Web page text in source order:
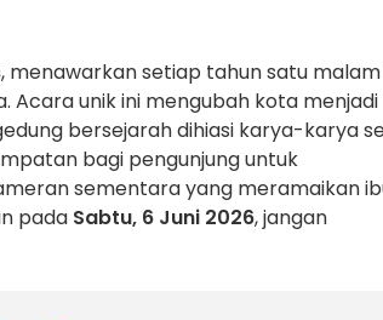
, menawarkan setiap tahun satu malam
Acara unik ini mengubah kota menjadi
bersejarah dihiasi karya-karya
bagi pengunjung untuk
sementara yang meramaikan
pada Sabtu, 6 Juni 2026, jangan